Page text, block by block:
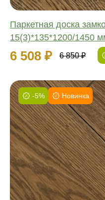
Паркетная доска
15(3)*135*1200/1450
6 508 ₽ 6 850 ₽
-5% Новинка
Фаска:
Соединение:
Обработка:
Длина:
Ширина:
Толщина: